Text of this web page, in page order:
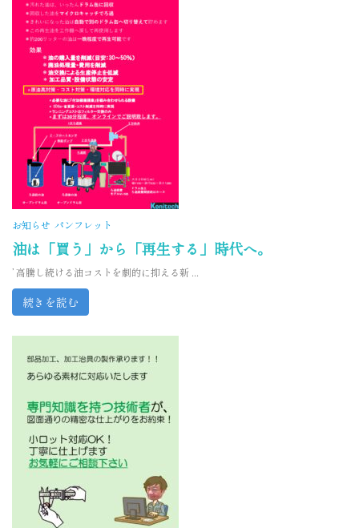
お知らせ パンフレット
油は「買う」から「再生する」時代へ。
’ 高騰し続ける油コストを劇的に抑える新 ...
続きを読む